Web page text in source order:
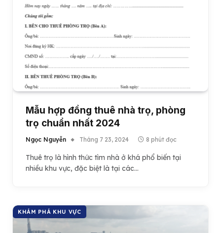
Mẫu hợp đồng thuê nhà trọ, phòng
trọ chuẩn nhất 2024
Ngọc Nguyễn Tháng 7 23, 2024 8 phút đọc
Thuê trọ là hình thức tìm nhà ở khá phổ biến tại
nhiều khu vực, đặc biệt là tại các…
KHÁM PHÁ KHU VỰC